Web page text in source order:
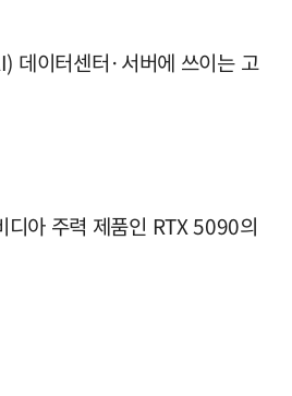
데이터센터·서버에 쓰이는 고
아 주력 제품인 RTX 5090의